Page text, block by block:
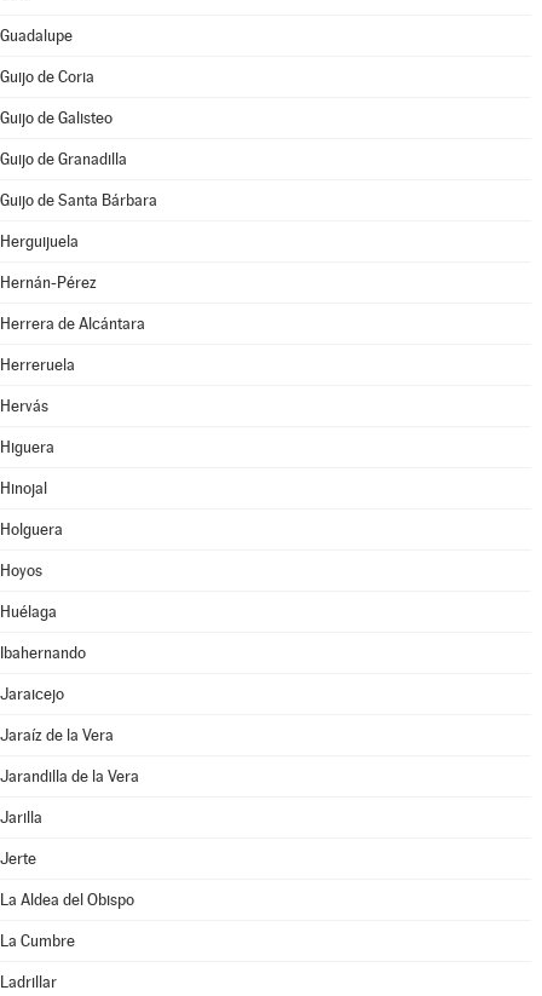
Guadalupe
Guijo de Coria
Guijo de Galisteo
Guijo de Granadilla
Guijo de Santa Bárbara
Herguijuela
Hernán-Pérez
Herrera de Alcántara
Herreruela
Hervás
Higuera
Hinojal
Holguera
Hoyos
Huélaga
Ibahernando
Jaraicejo
Jaraíz de la Vera
Jarandilla de la Vera
Jarilla
Jerte
La Aldea del Obispo
La Cumbre
Ladrillar